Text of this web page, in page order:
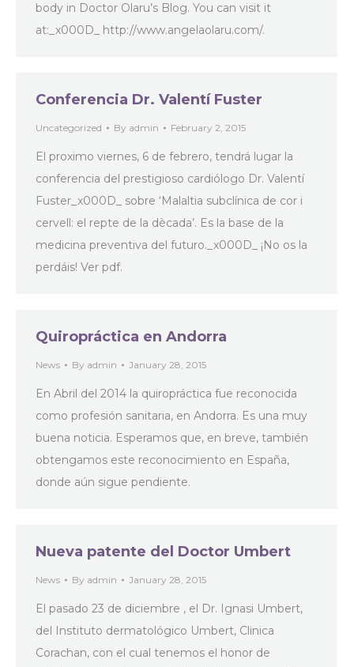
body in Doctor Olaru’s Blog. You can visit it
at:_x000D_ http://www.angelaolaru.com/.
Conferencia Dr. Valentí Fuster
Uncategorized By admin February 2, 2015
El proximo viernes, 6 de febrero, tendrá lugar la
conferencia del prestigioso cardiólogo Dr. Valentí
Fuster_x000D_ sobre ‘Malaltia subclínica de cor i
cervell: el repte de la dècada’. Es la base de la
medicina preventiva del futuro._x000D_ ¡No os la
perdáis! Ver pdf.
Quiropráctica en Andorra
News By admin January 28, 2015
En Abril del 2014 la quiropráctica fue reconocida
como profesión sanitaria, en Andorra. Es una muy
buena noticia. Esperamos que, en breve, también
obtengamos este reconocimiento en España,
donde aún sigue pendiente.
Nueva patente del Doctor Umbert
News By admin January 28, 2015
El pasado 23 de diciembre , el Dr. Ignasi Umbert,
del Instituto dermatológico Umbert, Clinica
Corachan, con el cual tenemos el honor de